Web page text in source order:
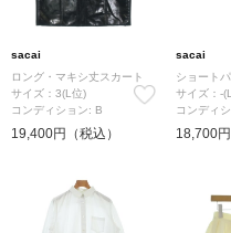
sacai
ロング・マキシ丈スカート
サイズ：3(L位)
コンディション: B
19,400円（税込）
sacai
ショート
サイズ：-
コンディ
18,700円